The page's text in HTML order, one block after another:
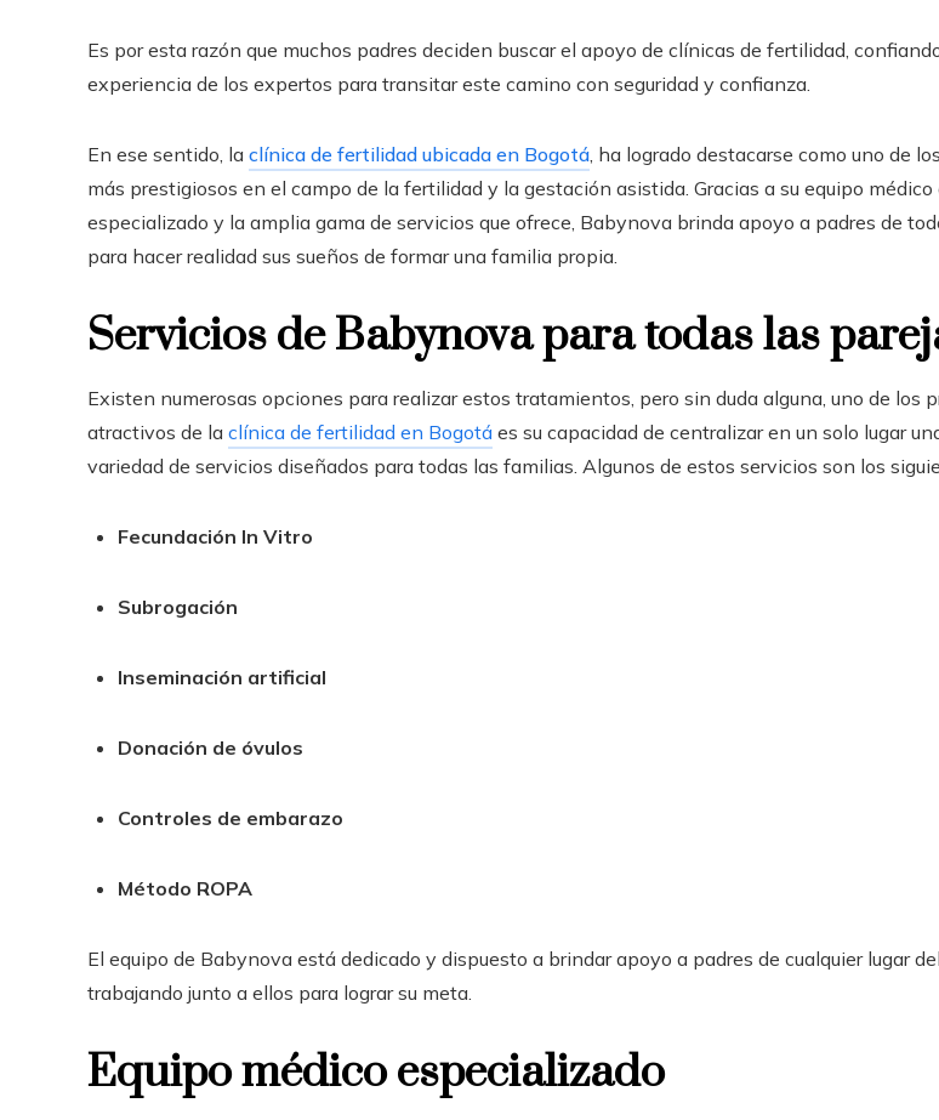
Es por esta razón que muchos padres deciden buscar el apoyo de clínicas de fertilidad,
experiencia de los expertos para transitar este camino con seguridad y confianza.
En ese sentido, la clínica de fertilidad ubicada en Bogotá , ha logrado destacarse como uno de
más prestigiosos en el campo de la fertilidad y la gestación asistida. Gracias a su equipo
especializado y la amplia gama de servicios que ofrece, Babynova brinda apoyo a padres de
para hacer realidad sus sueños de formar una familia propia.
Servicios de Babynova para todas las
Existen numerosas opciones para realizar estos tratamientos, pero sin duda alguna, uno de los
atractivos de la clínica de fertilidad en Bogotá es su capacidad de centralizar en un solo lugar
variedad de servicios diseñados para todas las familias. Algunos de estos servicios son los
Fecundación In Vitro
Subrogación
Inseminación artificial
Donación de óvulos
Controles de embarazo
Método ROPA
El equipo de Babynova está dedicado y dispuesto a brindar apoyo a padres de cualquier lugar
trabajando junto a ellos para lograr su meta.
Equipo médico especializado